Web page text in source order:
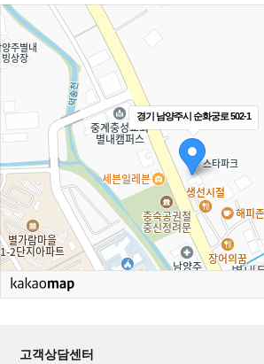
경기 남양주시 순화궁로 502-1
고객상담센터